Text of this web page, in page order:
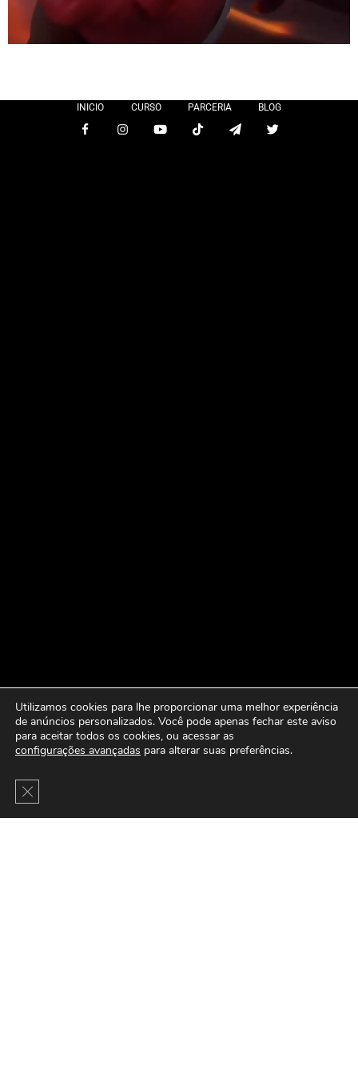
INICIO CURSO PARCERIA BLOG
Utilizamos cookies para lhe proporcionar uma melhor experiência
de anúncios personalizados. Você pode apenas fechar este aviso
para aceitar todos os cookies, ou acessar as
configurações avançadas para alterar suas preferências.
Close GDPR Cookie Banner